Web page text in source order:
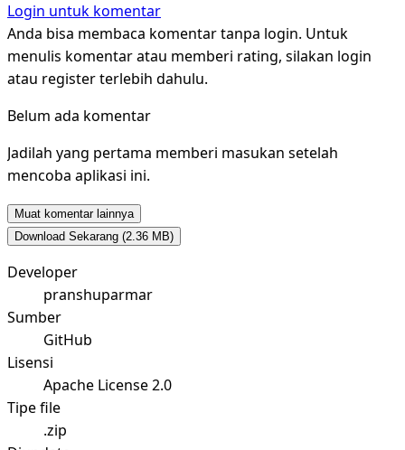
Login untuk komentar
Anda bisa membaca komentar tanpa login. Untuk
menulis komentar atau memberi rating, silakan login
atau register terlebih dahulu.
Belum ada komentar
Jadilah yang pertama memberi masukan setelah
mencoba aplikasi ini.
Muat komentar lainnya
Download Sekarang (2.36 MB)
Developer
pranshuparmar
Sumber
GitHub
Lisensi
Apache License 2.0
Tipe file
.zip